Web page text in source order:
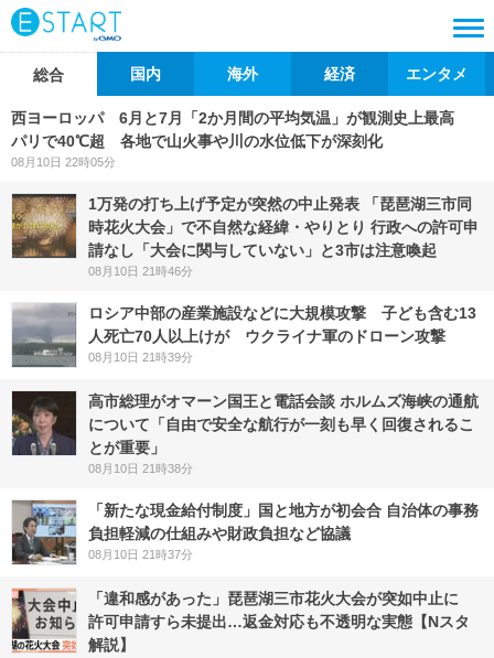
総合 国内 海外 経済 エンタメ
西ヨーロッパ 6月と7月「2か月間の平均気温」が観測史上最高
パリで40℃超 各地で山火事や川の水位低下が深刻化
08月10日 22時05分
1万発の打ち上げ予定が突然の中止発表 「琵琶湖三市同
時花火大会」で不自然な経緯・やりとり 行政への許可申
請なし「大会に関与していない」と3市は注意喚起
08月10日 21時46分
ロシア中部の産業施設などに大規模攻撃 子ども含む13
人死亡70人以上けが ウクライナ軍のドローン攻撃
08月10日 21時39分
高市総理がオマーン国王と電話会談 ホルムズ海峡の通航
について「自由で安全な航行が一刻も早く回復されるこ
とが重要」
08月10日 21時38分
「新たな現金給付制度」国と地方が初会合 自治体の事務
負担軽減の仕組みや財政負担など協議
08月10日 21時37分
「違和感があった」琵琶湖三市花火大会が突如中止に
許可申請すら未提出…返金対応も不透明な実態【Nスタ
解説】